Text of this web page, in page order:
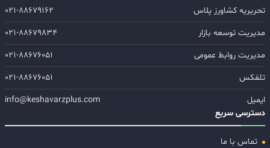
تحریریه کشاورز پلاس
۰۲۱-۸۸۶۷۹۱۶۲
مدیریت توسعه بازار
۰۲۱-۸۸۶۷۹۸۳۴
مدیریت روابط عمومی
۰۲۱-۸۸۶۷۶۰۵۱
تلفکس
۰۲۱-۸۸۶۷۶۰۵۱
ایمیل
info@keshavarzplus.com
دسترسی سریع
تماس با ما